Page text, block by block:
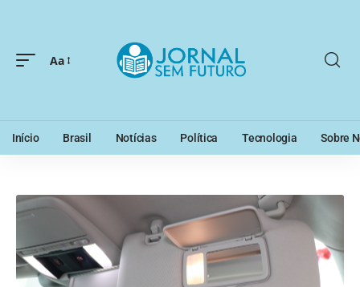
Aa
Início Brasil Notícias Política Tecnologia Sobre